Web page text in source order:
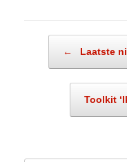
← Laatste
Toolkit